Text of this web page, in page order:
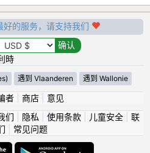
的服务，请支持我们
時
遇到 Vlaanderen 遇到 Wallonie
者| 商店| 意见
们 隐私 使用条款| 儿童安全| 联
常见问题